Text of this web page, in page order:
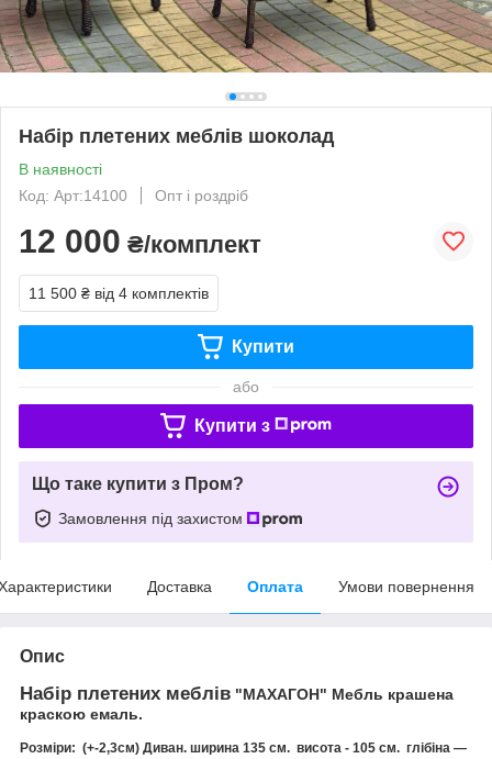
Набір плетених меблів шоколад
В наявності
Код: Арт:14100
Опт і роздріб
12 000 ₴/комплект
11 500 ₴ від 4 комплектів
Купити
або
Купити з
Що таке купити з Пром?
Замовлення під захистом
Доставка Оплата Умови повернення
Опис
Набір плетених меблів "МАХАГОН" Мебль крашена
краскою емаль.
Розміри: (+-2,3см) Диван. ширина 135 см. висота - 105 см. глібіна —